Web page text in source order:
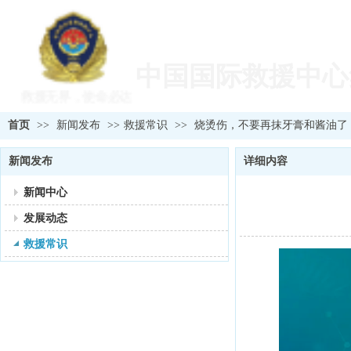
首页 >> 新闻发布 >> 救援常识 >> 烧烫伤，不要再抹牙膏和酱油了
新闻发布
新闻中心
发展动态
救援常识
详细内容